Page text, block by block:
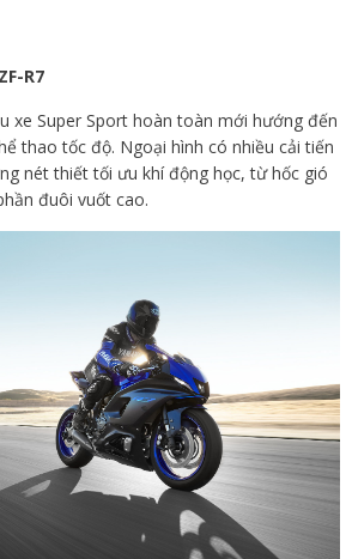
R7
xe Super Sport hoàn toàn mới hướng đến
thao tốc độ. Ngoại hình có nhiều cải tiến
nét thiết tối ưu khí động học, từ hốc gió
đuôi vuốt cao.